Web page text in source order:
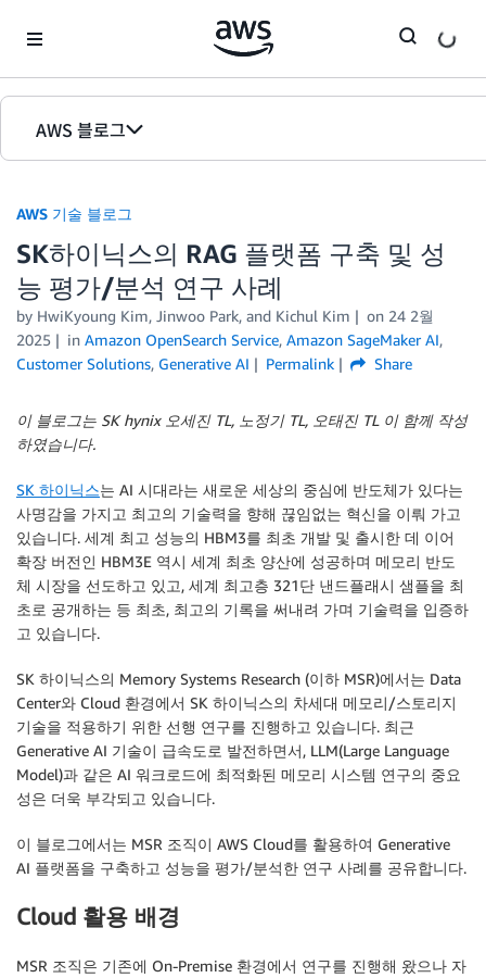
AWS 블로그
홈
에디션
AWS 기술 블로그
SK하이닉스의 RAG 플랫폼 구축 및 성
능 평가/분석 연구 사례
by HwiKyoung Kim, Jinwoo Park, and Kichul Kim on 24 2월
2025
in Amazon OpenSearch Service, Amazon SageMaker AI,
Customer Solutions, Generative AI Permalink Share
이 블로그는 SK hynix 오세진 TL, 노정기 TL, 오태진 TL 이 함께 작성
하였습니다.
SK 하이닉스는 AI 시대라는 새로운 세상의 중심에 반도체가 있다는
사명감을 가지고 최고의 기술력을 향해 끊임없는 혁신을 이뤄 가고
있습니다. 세계 최고 성능의 HBM3를 최초 개발 및 출시한 데 이어
확장 버전인 HBM3E 역시 세계 최초 양산에 성공하며 메모리 반도
체 시장을 선도하고 있고, 세계 최고층 321단 낸드플래시 샘플을 최
초로 공개하는 등 최초, 최고의 기록을 써내려 가며 기술력을 입증하
고 있습니다.
SK 하이닉스의 Memory Systems Research (이하 MSR)에서는 Data
Center와 Cloud 환경에서 SK 하이닉스의 차세대 메모리/스토리지
기술을 적용하기 위한 선행 연구를 진행하고 있습니다. 최근
Generative AI 기술이 급속도로 발전하면서, LLM(Large Language
Model)과 같은 AI 워크로드에 최적화된 메모리 시스템 연구의 중요
성은 더욱 부각되고 있습니다.
이 블로그에서는 MSR 조직이 AWS Cloud를 활용하여 Generative
AI 플랫폼을 구축하고 성능을 평가/분석한 연구 사례를 공유합니다.
Cloud 활용 배경
MSR 조직은 기존에 On-Premise 환경에서 연구를 진행해 왔으나 자